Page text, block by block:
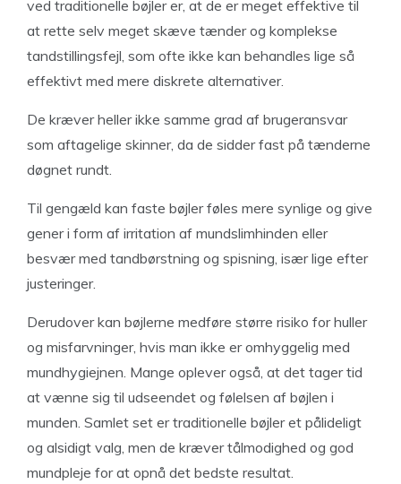
ved traditionelle bøjler er, at de er meget effektive til
at rette selv meget skæve tænder og komplekse
tandstillingsfejl, som ofte ikke kan behandles lige så
effektivt med mere diskrete alternativer.
De kræver heller ikke samme grad af brugeransvar
som aftagelige skinner, da de sidder fast på tænderne
døgnet rundt.
Til gengæld kan faste bøjler føles mere synlige og give
gener i form af irritation af mundslimhinden eller
besvær med tandbørstning og spisning, især lige efter
justeringer.
Derudover kan bøjlerne medføre større risiko for huller
og misfarvninger, hvis man ikke er omhyggelig med
mundhygiejnen. Mange oplever også, at det tager tid
at vænne sig til udseendet og følelsen af bøjlen i
munden. Samlet set er traditionelle bøjler et pålideligt
og alsidigt valg, men de kræver tålmodighed og god
mundpleje for at opnå det bedste resultat.